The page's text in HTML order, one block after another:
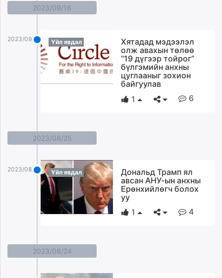
shuum.mn
mass.mn
unegui.mn
2023/09/16
2023/09/16 Үйл явдал
Хятадад мэдээлэл
олж авахын төлөө
“19 дүгээр тойрог”
бүлгэмийн анхны
цуглааныг зохион
байгуулав
1
6
2023/08/25
2023/08/25 Үйл явдал
Дональд Трамп ял
авсан АНУ-ын анхны
Ерөнхийлөгч болох
уу
1
4
2023/08/24